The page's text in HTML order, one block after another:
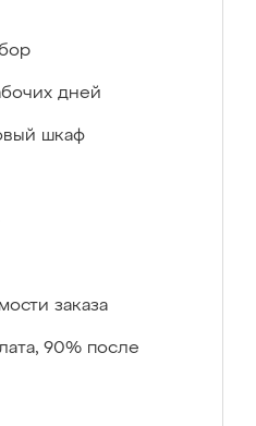
дней
шкаф
заказа
90% после